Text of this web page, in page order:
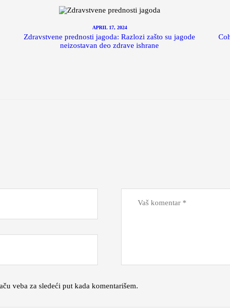
APRIL 17, 2024
Zdravstvene prednosti jagoda: Razlozi zašto su jagode
neizostavan deo zdrave ishrane
veba za sledeći put kada komentarišem.